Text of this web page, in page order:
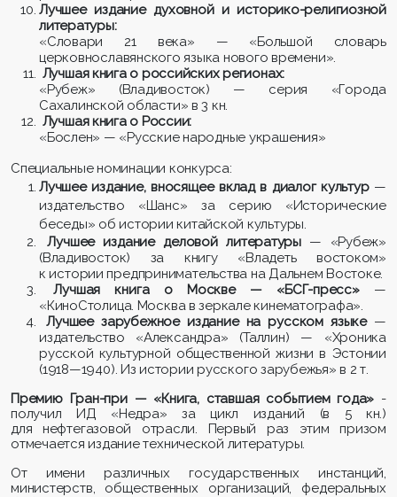
Лучшее издание духовной и историко-религиозной
литературы:
«Словари 21 века» — «Большой словарь
церковнославянского языка нового времени».
Лучшая книга о российских регионах:
«Рубеж» (Владивосток) — серия «Города
Сахалинской области» в 3 кн.
Лучшая книга о России:
«Бослен» — «Русские народные украшения»
Специальные номинации конкурса:
Лучшее издание, вносящее вклад в диалог культур—
издательство «Шанс» за серию «Исторические
беседы» об истории китайской культуры.
Лучшее издание деловой литературы— «Рубеж»
(Владивосток) за книгу «Владеть востоком»
к истории предпринимательства на Дальнем Востоке.
Лучшая книга о Москве — «БСГ-пресс»—
«КиноСтолица. Москва в зеркале кинематографа».
Лучшее зарубежное издание на русском языке—
издательство «Александра» (Таллин) — «Хроника
русской культурной общественной жизни в Эстонии
(1918—1940). Из истории русского зарубежья» в 2 т.
Премию Гран-при — «Книга, ставшая событием года» -
получил
ИД «Недра» за цикл изданий (в 5 кн.)
для нефтегазовой отрасли. Первый раз этим призом
отмечается издание технической литературы.
От имени различных государственных инстанций,
министерств, общественных организаций, федеральных